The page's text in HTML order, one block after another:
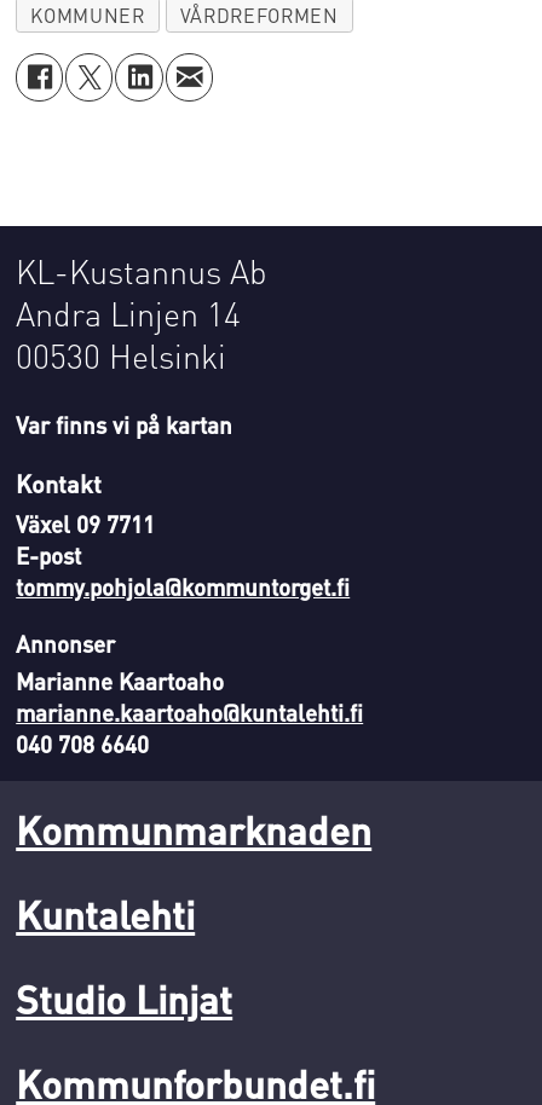
KOMMUNER
VÅRDREFORMEN
KL-Kustannus Ab
Andra Linjen 14
00530 Helsinki
Var finns vi på kartan
Kontakt
Växel 09 7711
E-post
tommy.pohjola@kommuntorget.fi
Annonser
Marianne Kaartoaho
marianne.kaartoaho@kuntalehti.fi
040 708 6640
Kommunmarknaden
Kuntalehti
Studio Linjat
Kommunforbundet.fi